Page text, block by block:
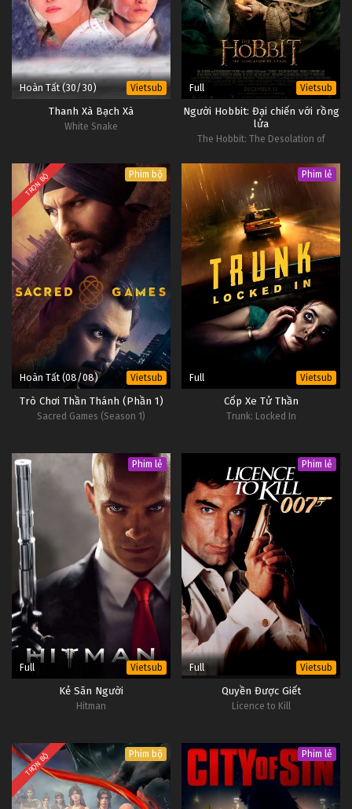
08 Huynh Đệ Giang Hồ Tập 08
Lồng
Tiếng
#1
07 Huynh Đệ Giang Hồ Tập 07
Lồng
Tiếng
Huynh Đệ Giang Hồ Tập 06
Tiếng
#1
05 Huynh Đệ Giang Hồ Tập 05
Lồng
Tiếng
Hoàn Tất (30/30) Vietsub
Thanh Xà Bạch Xà
White Snake
Full Vietsub
Người Hobbit: Đại chiến với rồng
lửa
The Hobbit: The Desolation of
TRỌN BỘ Phim bộ
Hoàn Tất (08/08) Vietsub
Trò Chơi Thần Thánh (Phần 1)
Sacred Games (Season 1)
Phim lẻ
Full Vietsub
Cốp Xe Tử Thần
Trunk: Locked In
Phim lẻ
Full Vietsub
Kẻ Săn Người
Hitman
Phim lẻ
Full Vietsub
Quyền Được Giết
Licence to Kill
TRỌN BỘ Phim bộ Phim lẻ